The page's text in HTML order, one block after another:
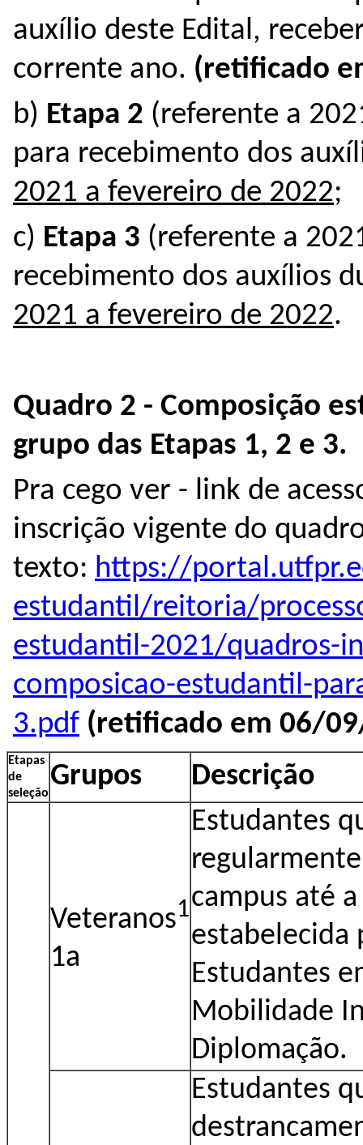
auxílio deste Edital,
corrente ano. (retificado
b) Etapa 2 (referente a
para recebimento dos
2021 a fevereiro de 2022;
c) Etapa 3 (referente a
recebimento dos auxílios
2021 a fevereiro de 2022.
Quadro 2 - Composição
grupo das Etapas 1, 2 e 3.
Pra cego ver - link de
inscrição vigente do
texto: https://
estudantil/reitoria/
estudantil-2021/quadros-
composicao-estudantil-
3.pdf (retificado em 06/
Etapas
de
seleção
Grupos Descrição
Veteranos1
1a
Estudantes
campus até
estabelecida
Estudantes
Mobilidade
Diplomação.
Estudantes